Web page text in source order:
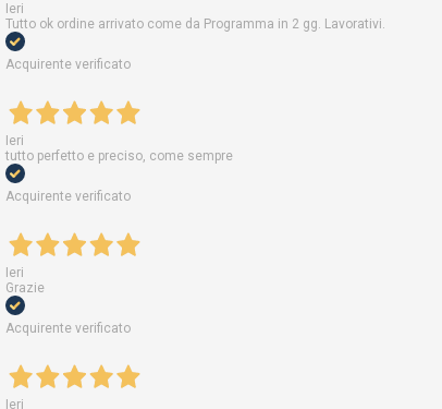
Ieri
Tutto ok ordine arrivato come da Programma in 2 gg. Lavorativi.
Acquirente verificato
Ieri
tutto perfetto e preciso, come sempre
Acquirente verificato
Ieri
Grazie
Acquirente verificato
Ieri